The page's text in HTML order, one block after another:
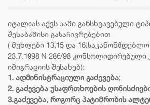
არასრულწლოვნის
ცხედარი
ემსხვერპლა
იტალიას აქვს სამი განსხვავებული
შესაბამისი გასაჩივრებებით
( მუხლები 13,15 და
23.7.1998 N 286/98 კონსოლიდირებული
იმიგრაციის შესახებ):
1. ადმინისტრაციული გაძევება;
2. გაძევება უსაფრთხოების
3.გაძევება, როგორც პატიმრობის